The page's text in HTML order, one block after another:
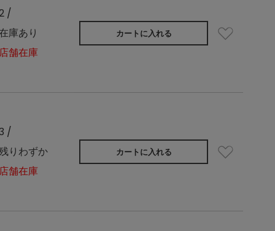
/
庫あり
舗在庫
カートに入れる
/
りわずか
舗在庫
カートに入れる